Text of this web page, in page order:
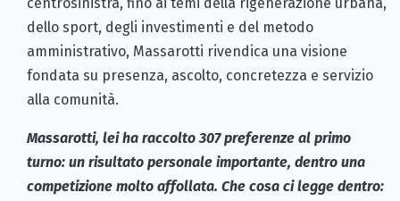
centrosinistra, fino ai temi della rigenerazione urbana,
dello sport, degli investimenti e del metodo
amministrativo, Massarotti rivendica una visione
fondata su presenza, ascolto, concretezza e servizio
alla comunità.
Massarotti, lei ha raccolto 307 preferenze al primo
turno: un risultato personale importante, dentro una
competizione molto affollata. Che cosa ci legge dentro: